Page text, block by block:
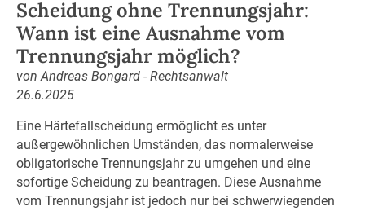
Scheidung ohne Trennungsjahr:
Wann ist eine Ausnahme vom
Trennungsjahr möglich?
von Andreas Bongard - Rechtsanwalt
26.6.2025
Eine Härtefallscheidung ermöglicht es unter
außergewöhnlichen Umständen, das normalerweise
obligatorische Trennungsjahr zu umgehen und eine
sofortige Scheidung zu beantragen. Diese Ausnahme
vom Trennungsjahr ist jedoch nur bei schwerwiegenden